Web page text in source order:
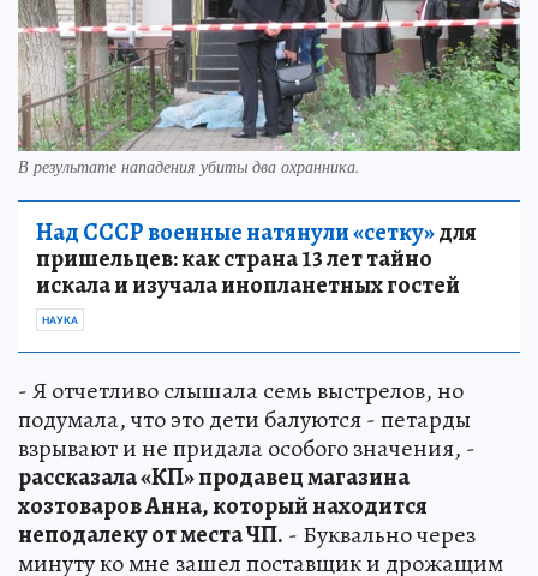
В результате нападения убиты два охранника.
Над СССР военные натянули «сетку»для
пришельцев: как страна 13 лет тайно
искала и изучала инопланетных гостей
НАУКА
- Я отчетливо слышала семь выстрелов, но
подумала, что это дети балуются - петарды
взрывают и не придала особого значения, -
рассказала «КП» продавец магазина
хозтоваров Анна, который находится
неподалеку от места ЧП. - Буквально через
минуту ко мне зашел поставщик и дрожащим